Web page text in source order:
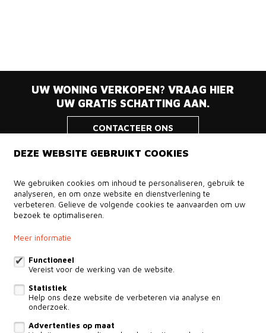
UW WONING VERKOPEN? VRAAG HIER
UW GRATIS SCHATTING AAN.
CONTACTEER ONS
Ilimmo
Private office
Oud-Turnhout
DEZE WEBSITE GEBRUIKT COOKIES
We gebruiken cookies om inhoud te personaliseren, gebruik te
analyseren, en om onze website en dienstverlening te
verbeteren. Gelieve de volgende cookies te aanvaarden om uw
bezoek te optimaliseren.
Meer informatie
Functioneel
Vereist voor de werking van de website.
Statistiek
Help ons deze website de verbeteren via analyse en
onderzoek.
Advertenties op maat